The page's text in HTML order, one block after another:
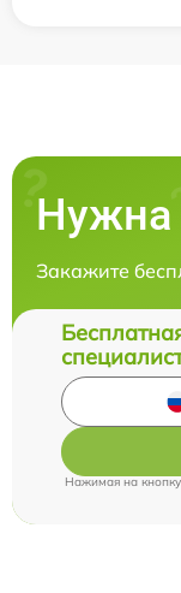
Нужна
Закажите
Нажимая на